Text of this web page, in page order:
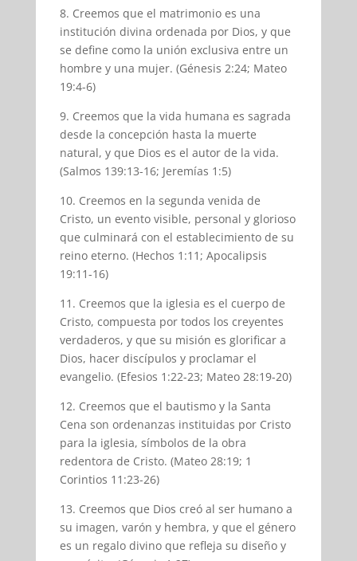
8. Creemos que el matrimonio es una
institución divina ordenada por Dios, y que
se define como la unión exclusiva entre un
hombre y una mujer. (Génesis 2:24; Mateo
19:4-6)
9. Creemos que la vida humana es sagrada
desde la concepción hasta la muerte
natural, y que Dios es el autor de la vida.
(Salmos 139:13-16; Jeremías 1:5)
10. Creemos en la segunda venida de
Cristo, un evento visible, personal y glorioso
que culminará con el establecimiento de su
reino eterno. (Hechos 1:11; Apocalipsis
19:11-16)
11. Creemos que la iglesia es el cuerpo de
Cristo, compuesta por todos los creyentes
verdaderos, y que su misión es glorificar a
Dios, hacer discípulos y proclamar el
evangelio. (Efesios 1:22-23; Mateo 28:19-20)
12. Creemos que el bautismo y la Santa
Cena son ordenanzas instituidas por Cristo
para la iglesia, símbolos de la obra
redentora de Cristo. (Mateo 28:19; 1
Corintios 11:23-26)
13. Creemos que Dios creó al ser humano a
su imagen, varón y hembra, y que el género
es un regalo divino que refleja su diseño y